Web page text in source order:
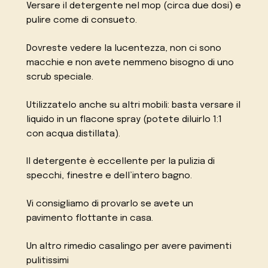
Versare il detergente nel mop (circa due dosi) e
pulire come di consueto.
Dovreste vedere la lucentezza, non ci sono
macchie e non avete nemmeno bisogno di uno
scrub speciale.
Utilizzatelo anche su altri mobili: basta versare il
liquido in un flacone spray (potete diluirlo 1:1
con acqua distillata).
Il detergente è eccellente per la pulizia di
specchi, finestre e dell’intero bagno.
Vi consigliamo di provarlo se avete un
pavimento flottante in casa.
Un altro rimedio casalingo per avere pavimenti
pulitissimi